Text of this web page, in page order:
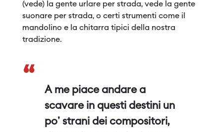
(vede) la gente urlare per strada, vede la gente
suonare per strada, o certi strumenti come il
mandolino e la chitarra tipici della nostra
tradizione.
“
A me piace andare a
scavare in questi destini un
po' strani dei compositori,